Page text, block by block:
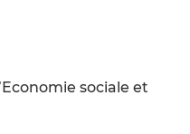
sociale et